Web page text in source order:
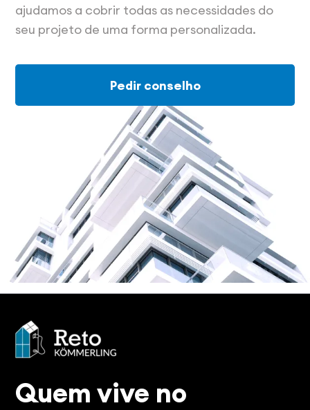
ajudamos a cobrir todas as necessidades do
seu projeto de uma forma personalizada.
Pedir conselho
Quem vive no